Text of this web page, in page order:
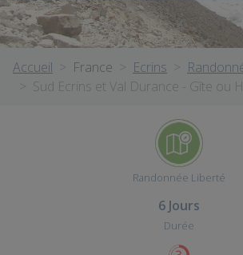
Accueil France Ecrins
Sud Ecrins et Val Durance - Gîte ou
Randonnée Liberté
6 Jours
Durée